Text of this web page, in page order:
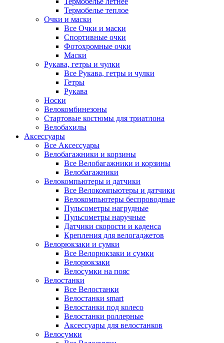
Термобелье теплое
Очки и маски
Все Очки и маски
Спортивные очки
Фотохромные очки
Маски
Рукава, гетры и чулки
Все Рукава, гетры и чулки
Гетры
Рукава
Носки
Велокомбинезоны
Стартовые костюмы для триатлона
Велобахилы
Аксессуары
Все Аксессуары
Велобагажники и корзины
Все Велобагажники и корзины
Велобагажники
Велокомпьютеры и датчики
Все Велокомпьютеры и датчики
Велокомпьютеры беспроводные
Пульсометры нагрудные
Пульсометры наручные
Датчики скорости и каденса
Крепления для велогаджетов
Велорюкзаки и сумки
Все Велорюкзаки и сумки
Велорюкзаки
Велосумки на пояс
Велостанки
Все Велостанки
Велостанки smart
Велостанки под колесо
Велостанки роллерные
Аксессуары для велостанков
Велосумки